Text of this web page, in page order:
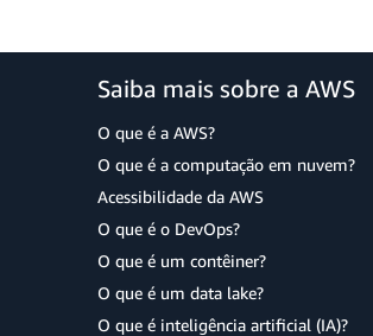
Saiba mais sobre a AWS
O que é a AWS?
O que é a computação em nuvem?
Acessibilidade da AWS
O que é o DevOps?
O que é um contêiner?
O que é um data lake?
O que é inteligência artificial (IA)?